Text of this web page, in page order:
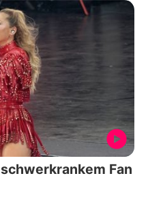
Fan